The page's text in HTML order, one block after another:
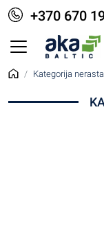
+370 670
Kategorija nerasta